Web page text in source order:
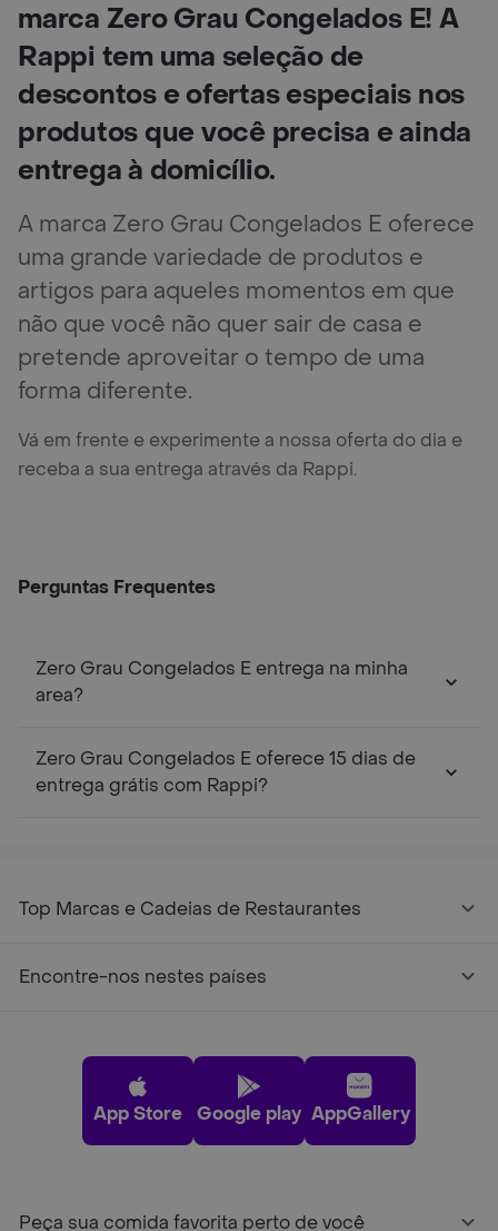
marca Zero Grau Congelados E! A
Rappi tem uma seleção de
descontos e ofertas especiais nos
produtos que você precisa e ainda
entrega à domicílio.
A marca Zero Grau Congelados E oferece
uma grande variedade de produtos e
artigos para aqueles momentos em que
não que você não quer sair de casa e
pretende aproveitar o tempo de uma
forma diferente.
Vá em frente e experimente a nossa oferta do dia e
receba a sua entrega através da Rappi.
Perguntas Frequentes
Zero Grau Congelados E entrega na minha
area?
Zero Grau Congelados E oferece 15 dias de
entrega grátis com Rappi?
Top Marcas e Cadeias de Restaurantes
Encontre-nos nestes países
App Store Google play AppGallery
Peça sua comida favorita perto de você